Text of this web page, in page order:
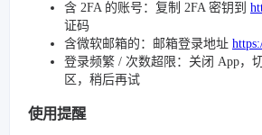
含 2FA 的账号：复制 2FA 密钥到
证码
含微软邮箱的：邮箱登录地址
登录频繁 / 次数超限：关闭 App，
区，稍后再试
使用提醒